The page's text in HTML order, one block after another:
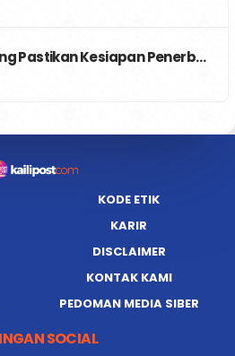
Pastikan Kesiapan Penerb…
KODE ETIK
KARIR
DISCLAIMER
KONTAK KAMI
PEDOMAN MEDIA SIBER
SOCIAL